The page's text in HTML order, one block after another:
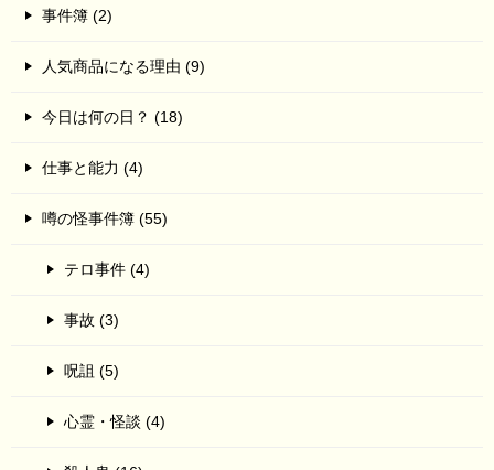
事件簿 (2)
人気商品になる理由 (9)
今日は何の日？ (18)
仕事と能力 (4)
噂の怪事件簿 (55)
テロ事件 (4)
事故 (3)
呪詛 (5)
心霊・怪談 (4)